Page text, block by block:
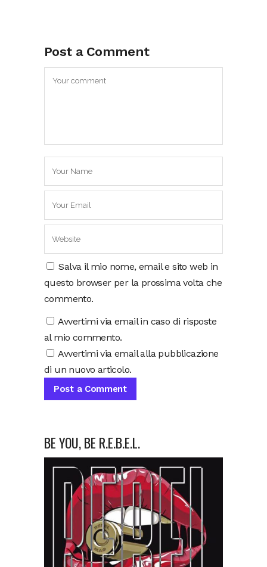
Post a Comment
Salva il mio nome, email e sito web in
questo browser per la prossima volta che
commento.
Avvertimi via email in caso di risposte
al mio commento.
Avvertimi via email alla pubblicazione
di un nuovo articolo.
BE YOU, BE R.E.B.E.L.